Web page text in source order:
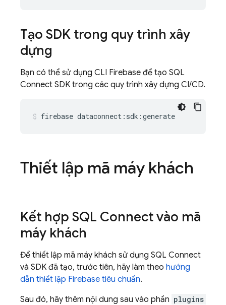
Tạo SDK trong quy trình xây
dựng
Bạn có thể sử dụng CLI Firebase để tạo SQL
Connect SDK trong các quy trình xây dựng CI/CD.
firebase dataconnect:sdk:generate
Thiết lập mã máy khách
Kết hợp SQL Connectvào mã
máy khách
Để thiết lập mã máy khách sử dụng SQL Connect
và SDK đã tạo, trước tiên, hãy làm theo hướng
dẫn thiết lập Firebase tiêu chuẩn.
Sau đó, hãy thêm nội dung sau vào phần plugins